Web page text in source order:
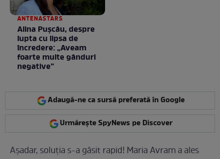
ANTENASTARS
Alina Pușcău, despre
lupta cu lipsa de
încredere: „Aveam
foarte multe gânduri
negative”
Adaugă-ne ca sursă preferată în Google
Urmărește SpyNews pe Discover
Așadar, soluția s-a găsit rapid! Maria Avram a ales